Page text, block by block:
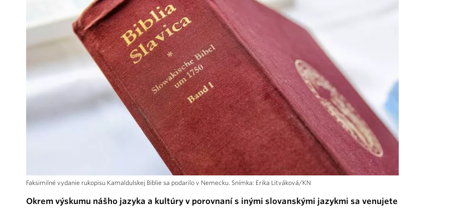
Faksimilné vydanie rukopisu Kamaldulskej Biblie sa podarilo v Nemecku. Snímka: Erika Litváková/KN
Okrem výskumu nášho jazyka a kultúry v porovnaní s inými slovanskými jazykmi sa venujete